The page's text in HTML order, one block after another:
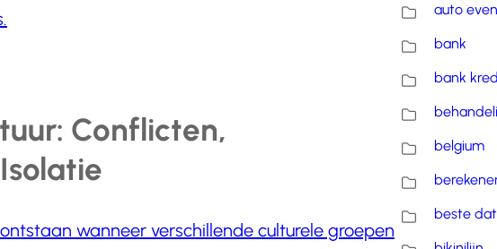
Conflicten,
​​wanneer verschillende culturele groepen
auto
bank
bank
belgium
beste